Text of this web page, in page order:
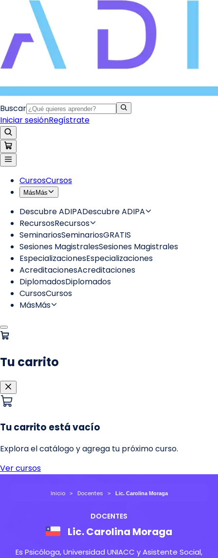
Inicio Docentes Lic. Carolina Moraga
DOCENTES
Lic. Carolina Moraga
Es Psicóloga, Universidad UNIACC y Asistente Social,